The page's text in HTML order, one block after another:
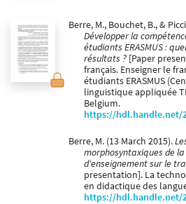
Berre, M., Bouchet, B., &
Développer la
étudiants ERASMUS :
résultats ? [Paper
français. Enseigner le
étudiants ERASMUS
linguistique appliquée
Belgium.
https://hdl.handle.net/
Berre, M. (13 March 2015).
morphosyntaxiques de
d'enseignement sur le
presentation]. La
en didactique des
https://hdl.handle.net/